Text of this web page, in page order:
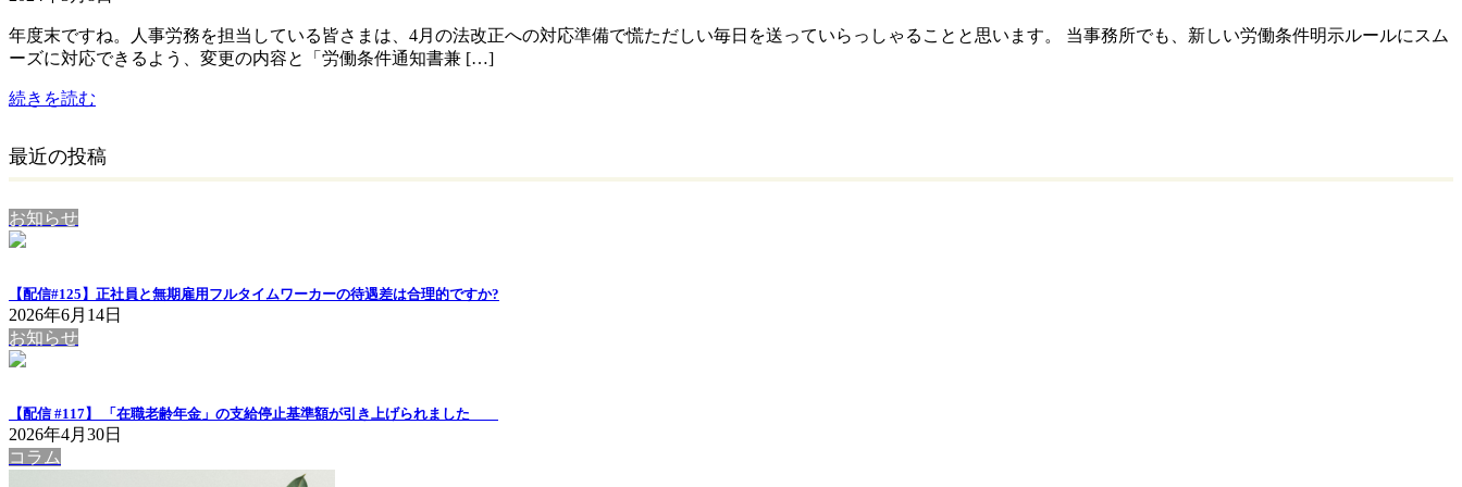
年度末ですね。人事労務を担当している皆さまは、4月の法改正への対応準備で慌ただしい毎日を送っていらっしゃることと思います。 当事務所でも、新しい労働条件明示ルールにスム
ーズに対応できるよう、変更の内容と「労働条件通知書兼 […]
続きを読む
最近の投稿
お知らせ
【配信#125】正社員と無期雇用フルタイムワーカーの待遇差は合理的ですか?
2026年6月14日
お知らせ
【配信 #117】 「在職老齢年金」の支給停止基準額が引き上げられました
2026年4月30日
コラム